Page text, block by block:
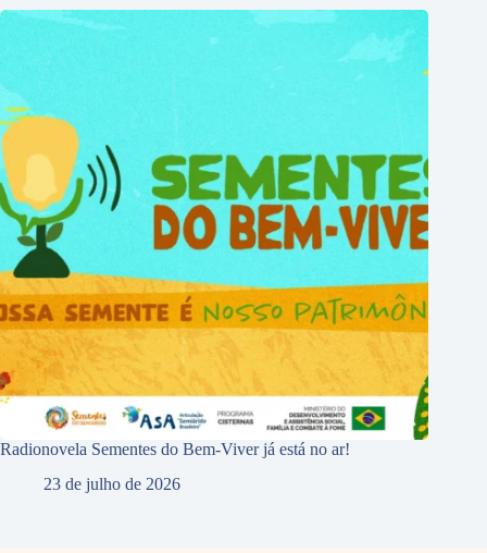
Radionovela Sementes do Bem-Viver já está no ar!
23 de julho de 2026